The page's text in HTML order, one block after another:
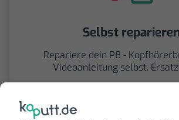
Selbst reparieren
Repariere dein P8 -
Videoanleitung selbst.